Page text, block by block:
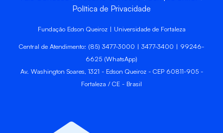
Política de Privacidade
Fundação Edson Queiroz | Universidade de Fortaleza
Central de Atendimento: (85) 3477-3000 | 3477-3400 | 99246-
6625 (WhatsApp)
Av. Washington Soares, 1321 - Edson Queiroz - CEP 60811-905 -
Fortaleza / CE - Brasil